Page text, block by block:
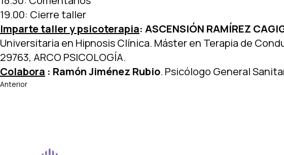
19.00: Cierre taller
Imparte taller y psicoterapia: ASCENSIÓN RAMÍREZ
Universitaria en Hipnosis Clínica. Máster en Terapia de
29763, ARCO PSICOLOGÍA.
Colabora : Ramón Jiménez Rubio. Psicólogo General
Anterior